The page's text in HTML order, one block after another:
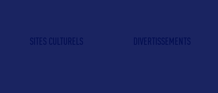
SITES CULTURELS DIVERTISSEMENTS